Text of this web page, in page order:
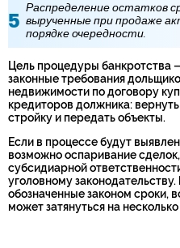
Распределение остатков
вырученные при продаже
порядке очередности.
Цель процедуры банкротства
законные требования
недвижимости по договору
кредиторов должника:
стройку и передать объекты.
Если в процессе будут
возможно оспаривание
субсидиарной
уголовному
обозначенные законом сроки,
может затянуться на несколько